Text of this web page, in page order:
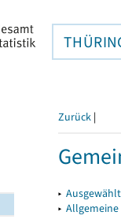
Zurück |
▸
▸